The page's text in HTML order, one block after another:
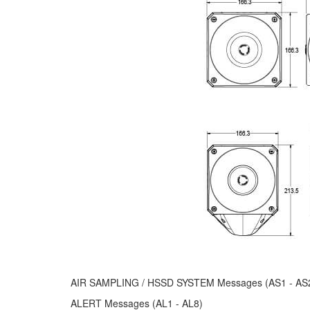
AIR SAMPLING / HSSD SYSTEM Messages (AS1 -
ALERT Messages (AL1 - AL8)